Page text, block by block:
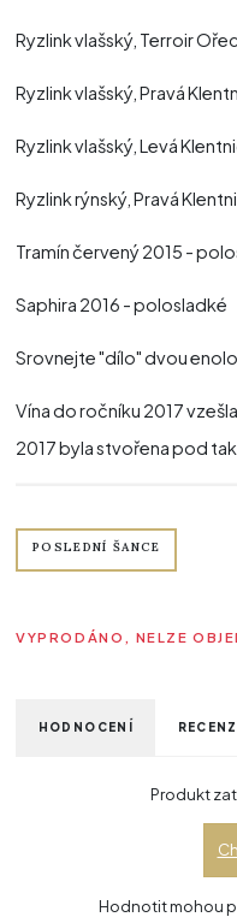
Ryzlink vlašský, Terroir
Ryzlink vlašský, Pravá
Ryzlink vlašský, Levá
Ryzlink rýnský, Pravá
Tramín červený 2015 -
Saphira 2016 - polosladké
Srovnejte "dílo" dvou
Vína do ročníku 2017
2017 byla stvořena pod
POSLEDNÍ ŠANCE
VYPRODÁNO, NELZE
HODNOCENÍ
Produkt
Hodnotit mohou